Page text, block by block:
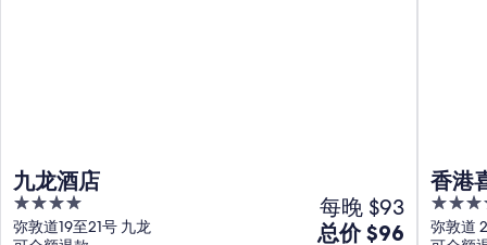
九龙酒店
4
out
弥敦道19至21号 九龙
每晚 $93
8
总价 $96
香港
5
out
弥敦道